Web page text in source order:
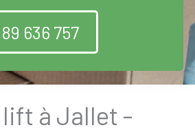
636 757
à Jallet -